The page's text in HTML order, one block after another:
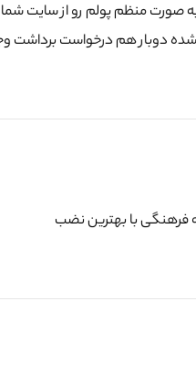
منظم پولم رو از سایت شما
دوبار هم درخواست برداشت
فرهنگی با بهترین نضب